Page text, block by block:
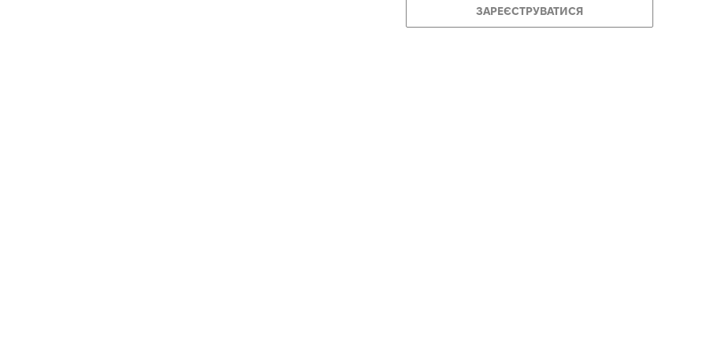
ЗАРЕЄСТРУВАТИСЯ